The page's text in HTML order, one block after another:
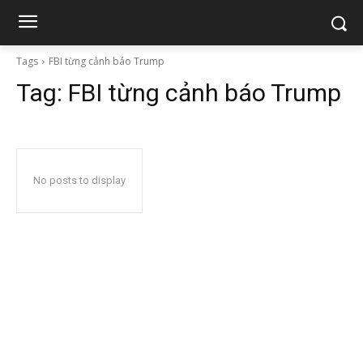
Tags FBI từng cảnh báo Trump
Tag: FBI từng cảnh báo Trump
No posts to display